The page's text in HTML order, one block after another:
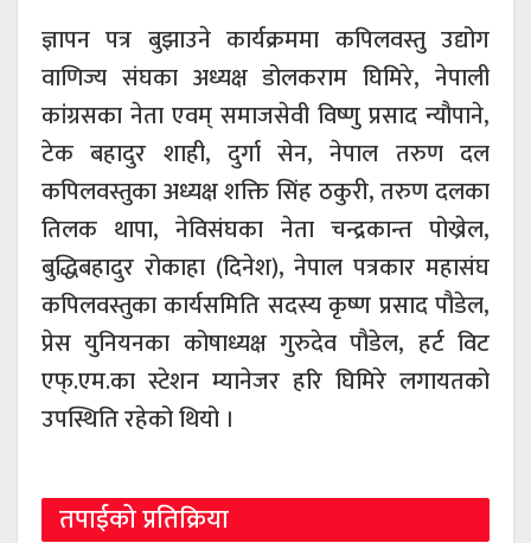
ज्ञापन पत्र बुझाउने कार्यक्रममा कपिलवस्तु उद्योग
वाणिज्य संघका अध्यक्ष डोलकराम घिमिरे, नेपाली
कांग्रसका नेता एवम् समाजसेवी विष्णु प्रसाद न्यौपाने,
टेक बहादुर शाही, दुर्गा सेन, नेपाल तरुण दल
कपिलवस्तुका अध्यक्ष शक्ति सिंह ठकुरी, तरुण दलका
तिलक थापा, नेविसंघका नेता चन्द्रकान्त पोख्रेल,
बुद्धिबहादुर रोकाहा (दिनेश), नेपाल पत्रकार महासंघ
कपिलवस्तुका कार्यसमिति सदस्य कृष्ण प्रसाद पौडेल,
प्रेस युनियनका कोषाध्यक्ष गुरुदेव पौडेल, हर्ट विट
एफ्.एम.का स्टेशन म्यानेजर हरि घिमिरे लगायतको
उपस्थिति रहेको थियो ।
तपाईको प्रतिक्रिया